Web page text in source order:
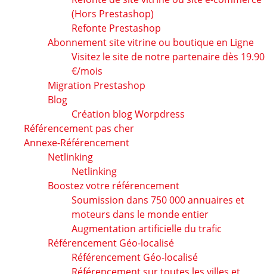
(Hors Prestashop)
Refonte Prestashop
Abonnement site vitrine ou boutique en Ligne
Visitez le site de notre partenaire dès 19.90
€/mois
Migration Prestashop
Blog
Création blog Worpdress
Référencement pas cher
Annexe-Référencement
Netlinking
Netlinking
Boostez votre référencement
Soumission dans 750 000 annuaires et
moteurs dans le monde entier
Augmentation artificielle du trafic
Référencement Géo-localisé
Référencement Géo-localisé